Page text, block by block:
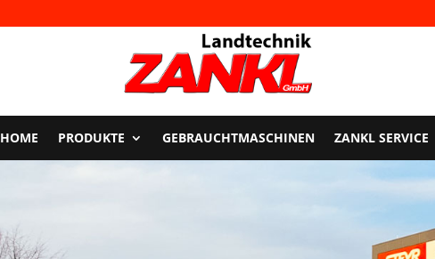
HOME PRODUKTE GEBRAUCHTMASCHINEN ZANKL SERVICE